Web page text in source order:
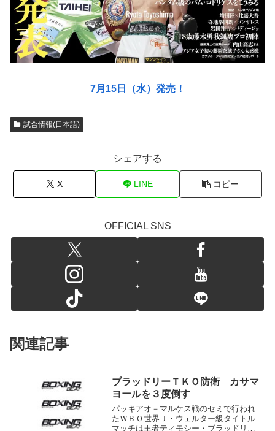
7月15日（水）発売！
試合情報(日本語)
シェアする
X LINE コピー
OFFICIAL SNS
関連記事
ブラッドリーＴＫＯ防衛 カサマ
ヨールを３度倒す
パッキアオ－マルケス戦のセミで行われ
たＷＢＯ世界Ｊ・ウェルター級タイトル
マッチは王者ティモシー・ブラッドリー